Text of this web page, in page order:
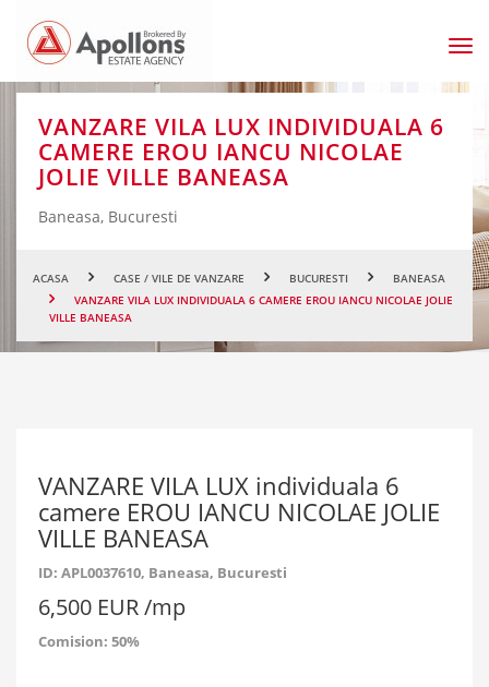
VANZARE VILA LUX INDIVIDUALA 6
CAMERE EROU IANCU NICOLAE
JOLIE VILLE BANEASA
Baneasa, Bucuresti
ACASA CASE / VILE DE VANZARE BUCURESTI
BANEASA
VANZARE VILA LUX INDIVIDUALA 6 CAMERE EROU IANCU NICOLAE JOLIE
VILLE BANEASA
VANZARE VILA LUX individuala 6
camere EROU IANCU NICOLAE JOLIE
VILLE BANEASA
ID: APL0037610, Baneasa, Bucuresti
6,500 EUR /mp
Comision: 50%